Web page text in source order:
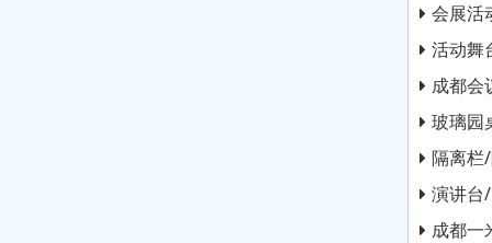
会展活
活动舞
成都会
玻璃园
隔离栏
演讲台
成都一